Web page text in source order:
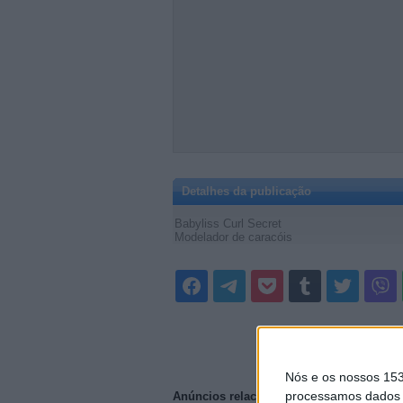
Nós e os nossos
processamos
Detalhes da publicação
Babyliss Curl Secret
Modelador de caracóis
Anúncios relacionados